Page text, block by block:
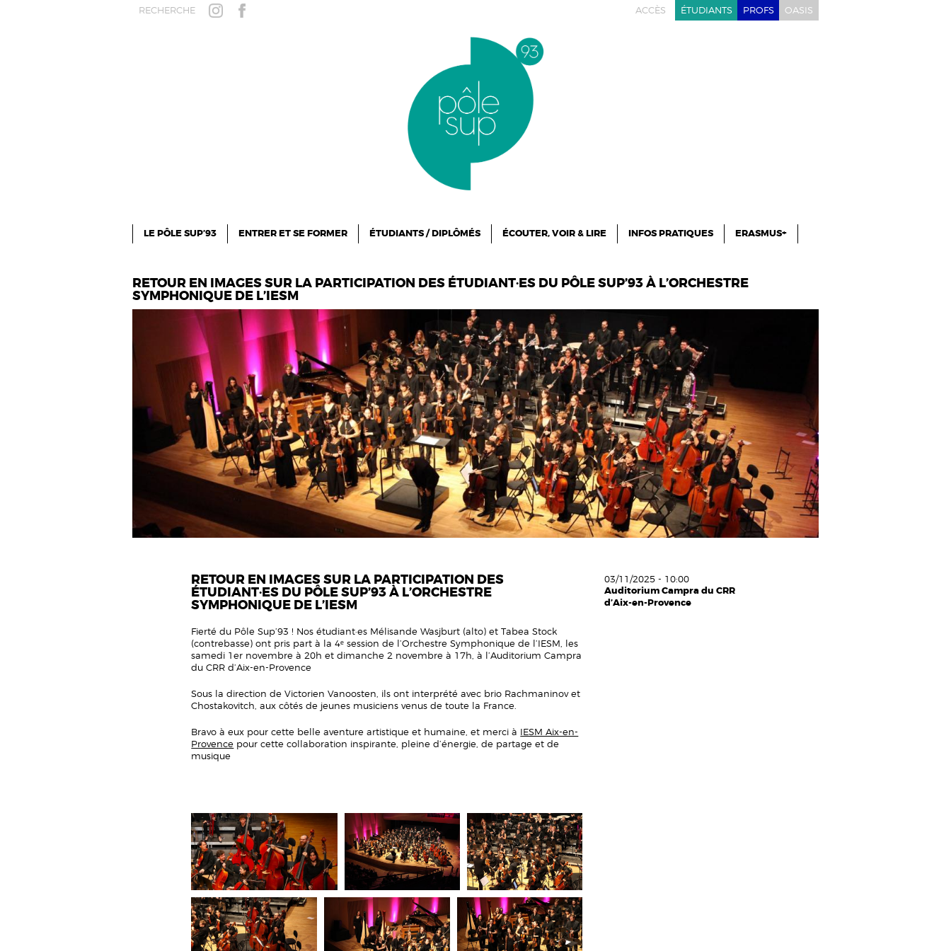
Aller au contenu principal ACCÈS ÉTUDIANTS PROFS OASIS
RECHERCHE INSTAGRAMFACEBOOK
LE PÔLE SUP’93 ENTRER ET SE FORMER ÉTUDIANTS / DIPLÔMÉS ÉCOUTER, VOIR & LIRE INFOS PRATIQUES ERASMUS+
RETOUR EN IMAGES SUR LA PARTICIPATION DES ÉTUDIANT·ES DU PÔLE SUP’93 À L’ORCHESTRE
SYMPHONIQUE DE L’IESM
RETOUR EN IMAGES SUR LA PARTICIPATION DES
ÉTUDIANT·ES DU PÔLE SUP’93 À L’ORCHESTRE
SYMPHONIQUE DE L’IESM
Fierté du Pôle Sup’93 ! Nos étudiant·es Mélisande Wasjburt (alto) et Tabea Stock
(contrebasse) ont pris part à la 4ᵉ session de l’Orchestre Symphonique de l’IESM, les
samedi 1er novembre à 20h et dimanche 2 novembre à 17h, à l’Auditorium Campra
du CRR d’Aix-en-Provence
Sous la direction de Victorien Vanoosten, ils ont interprété avec brio Rachmaninov et
Chostakovitch, aux côtés de jeunes musiciens venus de toute la France.
Bravo à eux pour cette belle aventure artistique et humaine, et merci à IESM Aix-en-
Provence pour cette collaboration inspirante, pleine d’énergie, de partage et de
musique
03/11/2025 - 10:00
Auditorium Campra du CRR
d’Aix-en-Provence